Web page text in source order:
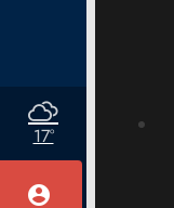
account_circle
17°